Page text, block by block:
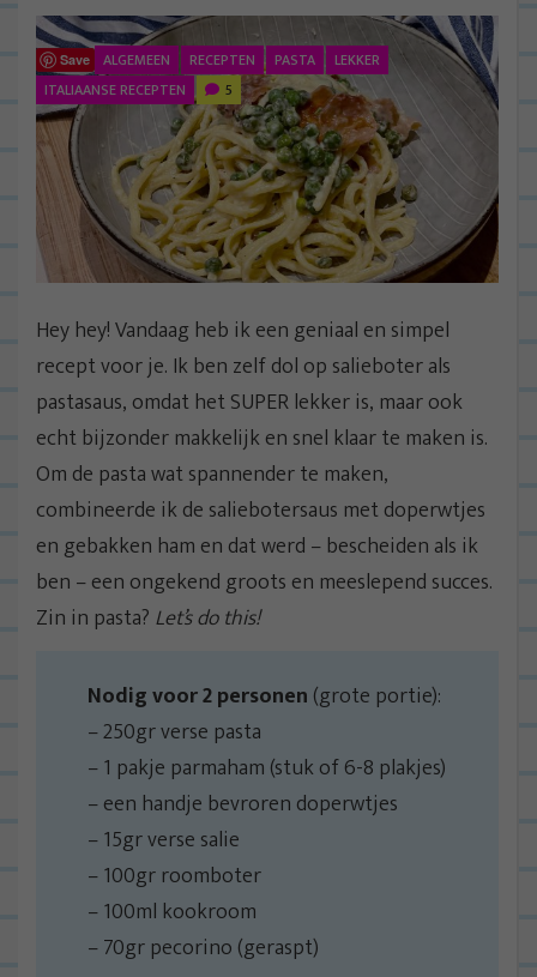
Save ALGEMEEN RECEPTEN PASTA
LEKKER
ITALIAANSE RECEPTEN
5
Hey hey! Vandaag heb ik een geniaal en simpel
recept voor je. Ik ben zelf dol op salieboter als
pastasaus, omdat het SUPER lekker is, maar ook
echt bijzonder makkelijk en snel klaar te maken is.
Om de pasta wat spannender te maken,
combineerde ik de saliebotersaus met doperwtjes
en gebakken ham en dat werd – bescheiden als ik
ben – een ongekend groots en meeslepend succes.
Zin in pasta? Let’s do this!
Nodig voor 2 personen (grote portie):
– 250gr verse pasta
– 1 pakje parmaham (stuk of 6-8 plakjes)
– een handje bevroren doperwtjes
– 15gr verse salie
– 100gr roomboter
– 100ml kookroom
– 70gr pecorino (geraspt)